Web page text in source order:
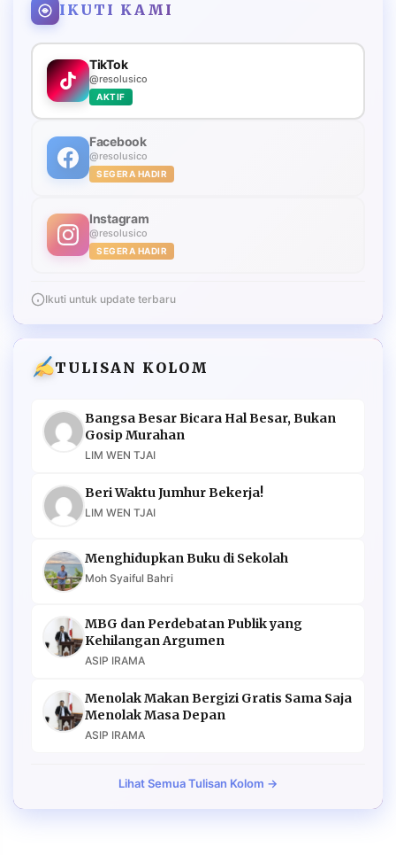
IKUTI KAMI
TikTok
@resolusico
AKTIF
Facebook
@resolusico
SEGERA HADIR
Instagram
@resolusico
SEGERA HADIR
Ikuti untuk update terbaru
TULISAN KOLOM
Bangsa Besar Bicara Hal Besar, Bukan
Gosip Murahan
LIM WEN TJAI
Beri Waktu Jumhur Bekerja!
LIM WEN TJAI
Menghidupkan Buku di Sekolah
Moh Syaiful Bahri
MBG dan Perdebatan Publik yang
Kehilangan Argumen
ASIP IRAMA
Menolak Makan Bergizi Gratis Sama Saja
Menolak Masa Depan
ASIP IRAMA
Lihat Semua Tulisan Kolom →